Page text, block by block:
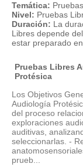
Temática:
Nivel: Pruebas
Duración: La
Libres depende
estar preparado
Pruebas Libres
Protésica
Los Objetivos
Audiología
del proceso
exploraciones
auditivas,
seleccionarlas. -
prueb...